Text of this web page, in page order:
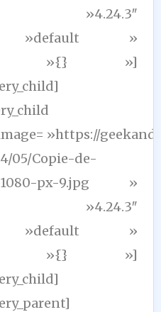
»4.24.3″
»default »
»{} »]
»https://
05/Copie-de-
x-1080-px-9.jpg »
»4.24.3″
»default »
»{} »]